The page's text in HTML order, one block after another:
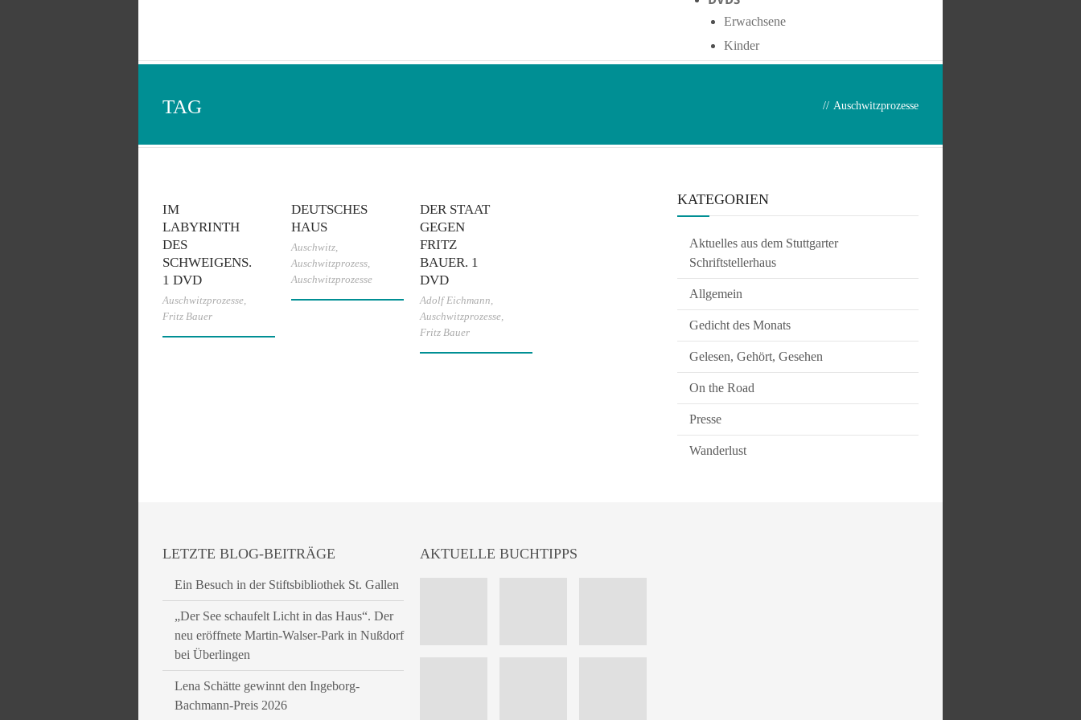
Erwachsene
Kinder
TAG // Auschwitzprozesse
IM
LABYRINTH
DES
SCHWEIGENS.
1 DVD
Auschwitzprozesse,
Fritz Bauer
DEUTSCHES
HAUS
Auschwitz,
Auschwitzprozess,
Auschwitzprozesse
DER STAAT
GEGEN
FRITZ
BAUER. 1
DVD
Adolf Eichmann,
Auschwitzprozesse,
Fritz Bauer
KATEGORIEN
Aktuelles aus dem Stuttgarter
Schriftstellerhaus
Allgemein
Gedicht des Monats
Gelesen, Gehört, Gesehen
On the Road
Presse
Wanderlust
LETZTE BLOG-BEITRÄGE
Ein Besuch in der Stiftsbibliothek St. Gallen
„Der See schaufelt Licht in das Haus“. Der
neu eröffnete Martin-Walser-Park in Nußdorf
bei Überlingen
Lena Schätte gewinnt den Ingeborg-
Bachmann-Preis 2026
AKTUELLE BUCHTIPPS